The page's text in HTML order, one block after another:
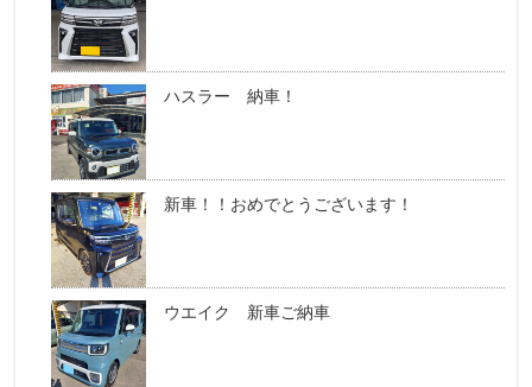
ハスラー 納車！
新車！！おめでとうございます！
ウエイク 新車ご納車